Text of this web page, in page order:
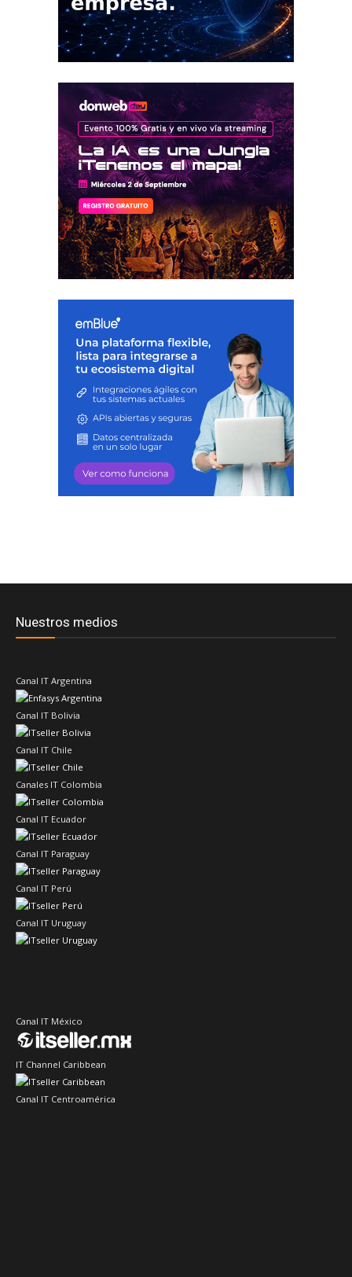
Nuestros medios
Canal IT Argentina
Canal IT Bolivia
Canal IT Chile
Canales IT Colombia
Canal IT Ecuador
Canal IT Paraguay
Canal IT Perú
Canal IT Uruguay
Canal IT México
IT Channel Caribbean
Canal IT Centroamérica